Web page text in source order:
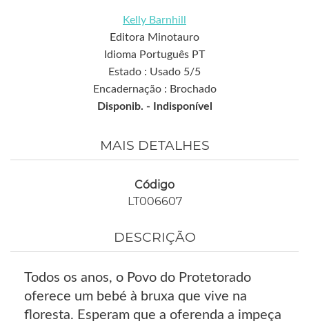
Kelly Barnhill
Editora Minotauro
Idioma Português PT
Estado : Usado 5/5
Encadernação : Brochado
Disponib. -
Indisponível
MAIS DETALHES
Código
LT006607
DESCRIÇÃO
Todos os anos, o Povo do Protetorado
oferece um bebé à bruxa que vive na
floresta. Esperam que a oferenda a impeça